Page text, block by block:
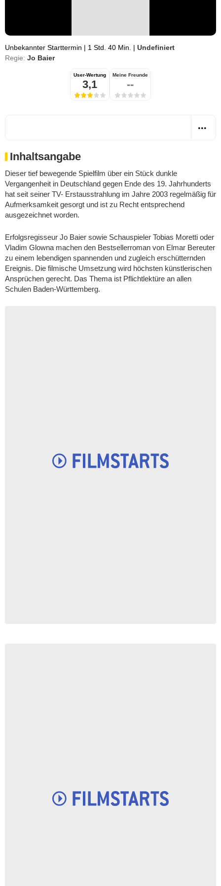
Unbekannter Starttermin | 1 Std. 40 Min. | Undefiniert
Regie: Jo Baier
User-Wertung
3,1
Meine Freunde
--
Inhaltsangabe
Dieser tief bewegende Spielfilm über ein Stück dunkle
Vergangenheit in Deutschland gegen Ende des 19. Jahrhunderts
hat seit seiner TV- Erstausstrahlung im Jahre 2003 regelmäßig für
Aufmerksamkeit gesorgt und ist zu Recht entsprechend
ausgezeichnet worden.
Erfolgsregisseur Jo Baier sowie Schauspieler Tobias Moretti oder
Vladim Glowna machen den Bestsellerroman von Elmar Bereuter
zu einem lebendigen spannenden und zugleich erschütternden
Ereignis. Die filmische Umsetzung wird höchsten künstlerischen
Ansprüchen gerecht. Das Thema ist Pflichtlektüre an allen
Schulen Baden-Württemberg.